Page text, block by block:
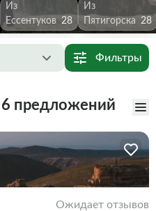
Из
Ессентуков
28
Из
Пятигорска
28
Фильтры
6 предложений
Ожидает отзывов